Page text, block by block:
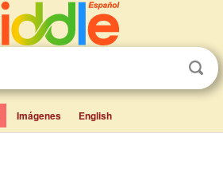
Imágenes English